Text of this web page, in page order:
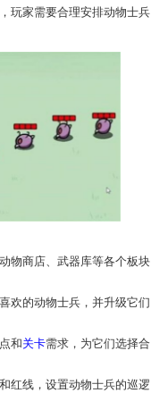
玩家需要合理安排动物士兵
物商店、武器库等各个板块
欢的动物士兵，并升级它们
和关卡需求，为它们选择合
红线，设置动物士兵的巡逻